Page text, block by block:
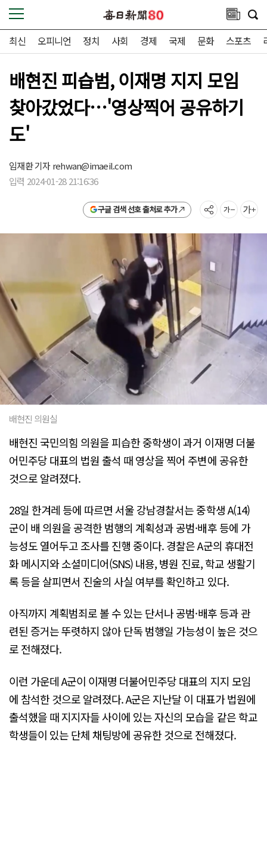
최신 오피니언 정치 사회 경제 국제 문화 스포츠
배현진 피습범, 이재명 지지 모임
찾아갔었다…'영상찍어 공유하기
도'
임재환 기자rehwan@imaeil.com
입력 2024-01-28 21:16:36
구글 검색 선호 출처로 추가
배현진 의원실
배현진 국민의힘 의원을 피습한 중학생이 과거 이재명 더불
어민주당 대표의 법원 출석 때 영상을 찍어 주변에 공유한
것으로 알려졌다.
28일 한겨레 등에 따르면 서울 강남경찰서는 중학생 A(14)
군이 배 의원을 공격한 범행의 계획성과 공범·배후 등에 가
능성도 열어두고 조사를 진행 중이다. 경찰은 A군의 휴대전
화 메시지와 소셜미디어(SNS) 내용, 병원 진료, 학교 생활기
록 등을 살피면서 진술의 사실 여부를 확인하고 있다.
아직까지 계획범죄로 볼 수 있는 단서나 공범·배후 등과 관
련된 증거는 뚜렷하지 않아 단독 범행일 가능성이 높은 것으
로 전해졌다.
이런 가운데 A군이 이재명 더불어민주당 대표의 지지 모임
에 참석한 것으로 알려졌다. A군은 지난달 이 대표가 법원에
출석했을 때 지지자들 사이에 있는 자신의 모습을 같은 학교
학생들이 있는 단체 채팅방에 공유한 것으로 전해졌다.